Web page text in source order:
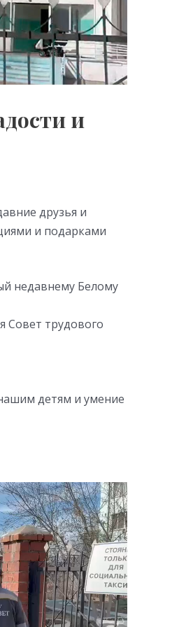
и
друзья и
и подарками
недавнему Белому
Совет трудового
детям и умение